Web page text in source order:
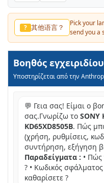
? 其他语言？
Pick your
send you a
Βοηθός εγχειριδίου
Υποστηρίζεται από την
💬 Γεια σας! Είμαι ο
σας.Γνωρίζω το SONY
KD65XD8505B. Πώς
(χρήση, ρυθμίσεις,
συντήρηση, εξήγηση
Παραδείγματα : • Πώς
? • Κωδικός
καθαρίσετε ?